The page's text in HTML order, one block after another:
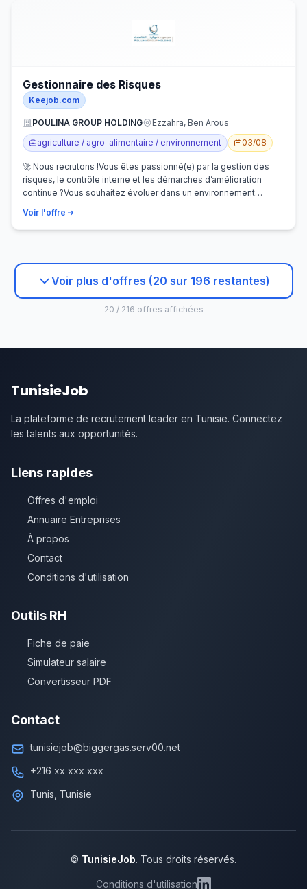
Gestionnaire des Risques
Keejob.com
POULINA GROUP HOLDING
Ezzahra, Ben Arous
agriculture / agro-alimentaire / environnement
03/08
🚀 Nous recrutons !Vous êtes passionné(e) par la gestion des
risques, le contrôle interne et les démarches d’amélioration
continue ?Vous souhaitez évoluer dans un environnement
Voir l'offre
Voir plus d'offres (20 sur 196 restantes)
20 / 216 offres affichées
TunisieJob
La plateforme de recrutement leader en Tunisie. Connectez
les talents aux opportunités.
Liens rapides
Offres d'emploi
Annuaire Entreprises
À propos
Contact
Conditions d'utilisation
Outils RH
Fiche de paie
Simulateur salaire
Convertisseur PDF
Contact
tunisiejob@biggergas.serv00.net
+216 xx xxx xxx
Tunis, Tunisie
© TunisieJob. Tous droits réservés.
Conditions d'utilisation